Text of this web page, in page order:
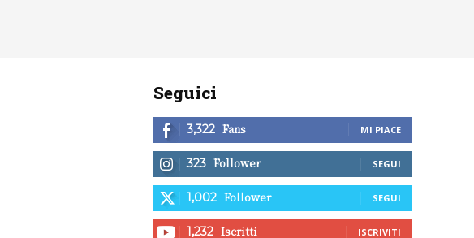
Seguici
3,322 Fans MI PIACE
323 Follower SEGUI
1,002 Follower SEGUI
1,232 Iscritti ISCRIVITI